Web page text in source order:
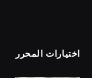
اختيارات المحرر